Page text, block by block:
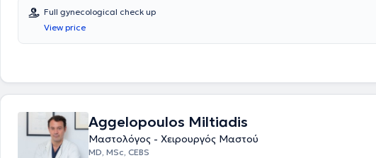
Treatment of Obstetric Emergencies - ALSO (Advanced Life Support in Obstetrics) by
the Hellenic Society of Obstetric and Gynecological Emergency. Additionally, he is a
Scientific Collaborator at the "Mitera" and "Rea" Maternity Hospitals. Throughout his
career, he has participated in numerous conferences and seminars. Furthermore, the
Full gynecological check up
View price
Aggelopoulos Miltiadis
Μαστολόγος - Χειρουργός Μαστού
MD, MSc, CEBS